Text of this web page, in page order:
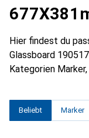
Hier findest du
Glassboard
Kategorien
Beliebt Marker